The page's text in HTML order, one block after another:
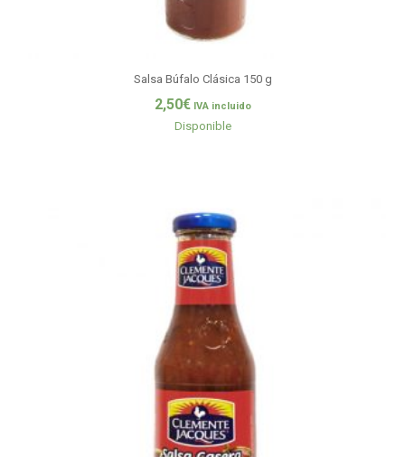
Salsa Búfalo Clásica 150 g
2,50€ IVA incluido
Disponible